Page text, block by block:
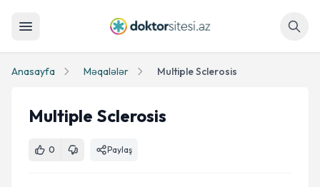
Anasayfa Məqalələr Multiple Sclerosis
Multiple Sclerosis
0 Paylaş